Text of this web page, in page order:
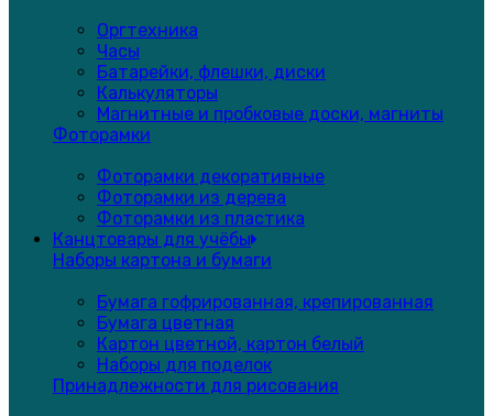
Оргтехника
Часы
Батарейки, флешки, диски
Калькуляторы
Магнитные и пробковые доски, магниты
Фоторамки
Фоторамки декоративные
Фоторамки из дерева
Фоторамки из пластика
Канцтовары для учёбы
Наборы картона и бумаги
Бумага гофрированная, крепированная
Бумага цветная
Картон цветной, картон белый
Наборы для поделок
Принадлежности для рисования